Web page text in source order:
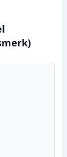
LC1280XL geel